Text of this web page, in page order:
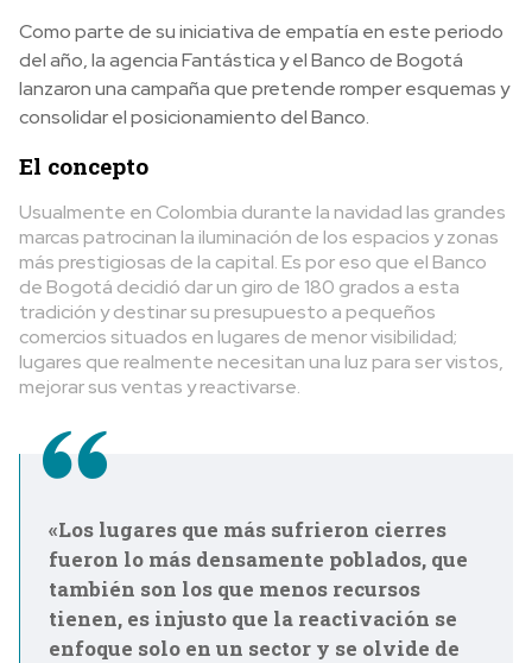
Como parte de su iniciativa de empatía en este periodo
del año, la agencia Fantástica y el Banco de Bogotá
lanzaron una campaña que pretende romper esquemas y
consolidar el posicionamiento del Banco.
El concepto
Usualmente en Colombia durante la navidad las grandes
marcas patrocinan la iluminación de los espacios y zonas
más prestigiosas de la capital. Es por eso que el Banco
de Bogotá decidió dar un giro de 180 grados a esta
tradición y destinar su presupuesto a pequeños
comercios situados en lugares de menor visibilidad;
lugares que realmente necesitan una luz para ser vistos,
mejorar sus ventas y reactivarse.
«Los lugares que más sufrieron cierres
fueron lo más densamente poblados, que
también son los que menos recursos
tienen, es injusto que la reactivación se
enfoque solo en un sector y se olvide de